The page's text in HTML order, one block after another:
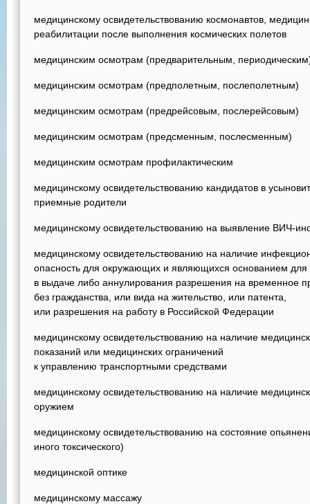
медицинскому освидетельствованию космонавтов,
реабилитации после выполнения космических полетов
медицинским осмотрам (предварительным,
медицинским осмотрам (предполетным, послеполетным)
медицинским осмотрам (предрейсовым, послерейсовым)
медицинским осмотрам (предсменным, послесменным)
медицинским осмотрам профилактическим
медицинскому освидетельствованию кандидатов в
приемные родители
медицинскому освидетельствованию на выявление ВИЧ-
медицинскому освидетельствованию на наличие
опасность для окружающих и являющихся основанием для
в выдаче либо аннулирования разрешения на временное
без гражданства, или вида на жительство, или патента,
или разрешения на работу в Российской Федерации
медицинскому освидетельствованию на наличие
показаний или медицинских ограничений
к управлению транспортными средствами
медицинскому освидетельствованию на наличие
оружием
медицинскому освидетельствованию на состояние
иного токсического)
медицинской оптике
медицинскому массажу